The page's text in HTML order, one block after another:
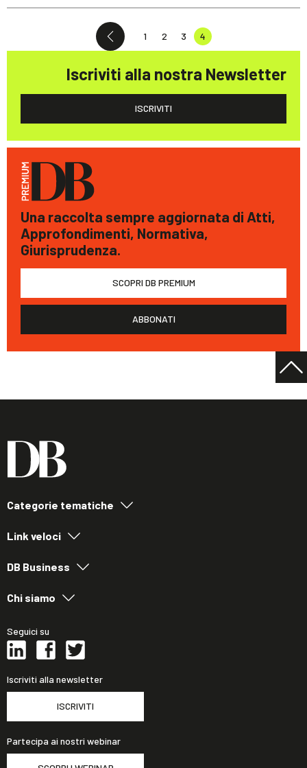
1 2 3 4
Iscriviti alla nostra Newsletter
ISCRIVITI
Una raccolta sempre aggiornata di Atti,
Approfondimenti, Normativa,
Giurisprudenza.
SCOPRI DB PREMIUM
ABBONATI
Categorie tematiche
Link veloci
DB Business
Chi siamo
Seguici su
Iscriviti alla newsletter
ISCRIVITI
Partecipa ai nostri webinar